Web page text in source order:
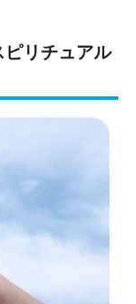
リチュアル